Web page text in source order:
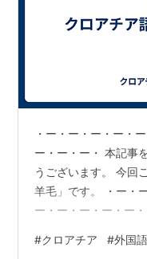
・ー・ー・ー・ー・
ー・ー・ー・ 本記事
うございます。 今回
羊毛」です。 ・ー・
ー・ー・ー・ー・ー
ー・ー・ー・ー・ー
#クロアチア #外国語